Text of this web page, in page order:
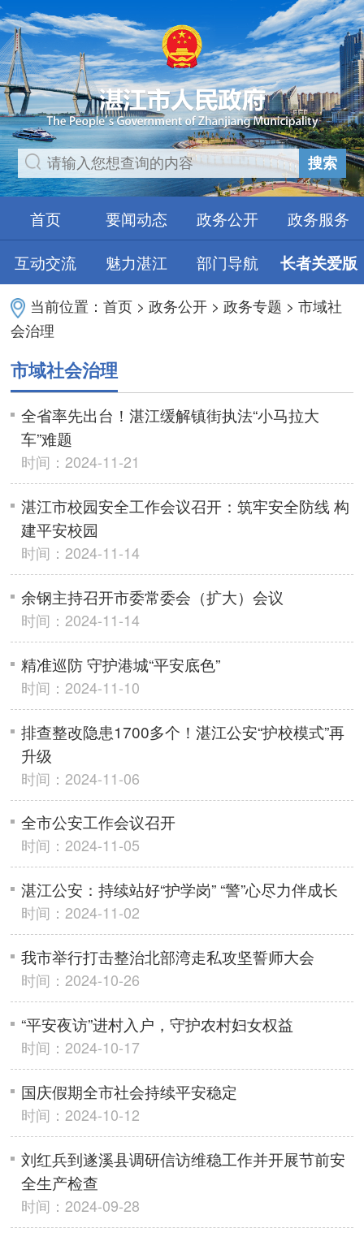
搜索
首页 要闻动态 政务公开
政务服务
互动交流
魅力湛江 部门导航 长者关爱版
当前位置：首页 >政务公开 >政务专题 >市域社
会治理
市域社会治理
全省率先出台！湛江缓解镇街执法“小马拉大
车”难题
时间：2024-11-21
湛江市校园安全工作会议召开：筑牢安全防线 构
建平安校园
时间：2024-11-14
余钢主持召开市委常委会（扩大）会议
时间：2024-11-14
精准巡防 守护港城“平安底色”
时间：2024-11-10
排查整改隐患1700多个！湛江公安“护校模式”再
升级
时间：2024-11-06
全市公安工作会议召开
时间：2024-11-05
湛江公安：持续站好“护学岗” “警”心尽力伴成长
时间：2024-11-02
我市举行打击整治北部湾走私攻坚誓师大会
时间：2024-10-26
“平安夜访”进村入户，守护农村妇女权益
时间：2024-10-17
国庆假期全市社会持续平安稳定
时间：2024-10-12
刘红兵到遂溪县调研信访维稳工作并开展节前安
全生产检查
时间：2024-09-28